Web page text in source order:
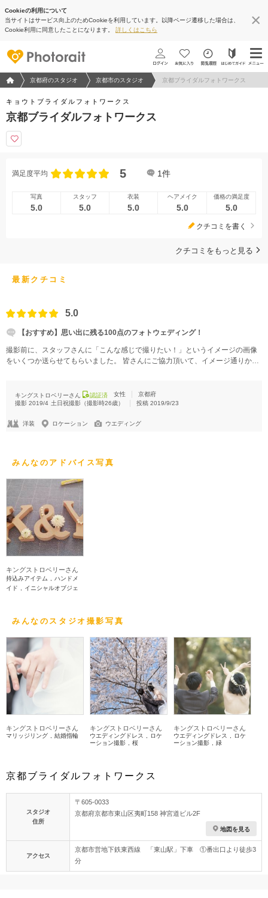
Cookieの利用について
当サイトはサービス向上のためCookieを利用しています。以降ページ遷移した場合は、
Cookie利用に同意したことになります。 詳しくはこちら
フォトウエディング/結婚写真のPhotorait ホーム
京都府のスタジオ 京都市のスタジオ 京都ブライダルフォトワークス
キョウトブライダルフォトワークス
京都ブライダルフォトワークス
満足度平均 5 1件
写真
5.0
スタッフ
5.0
衣装
5.0
ヘアメイク
5.0
価格の満足度
5.0
クチコミを書く
クチコミをもっと見る
最新クチコミ
5.0
【おすすめ】思い出に残る100点のフォトウェディング！
撮影前に、スタッフさんに「こんな感じで撮りたい！」というイメージの画像
をいくつか送らせてもらいました。 皆さんにご協力頂いて、イメージ通りかつ
キングストロベリーさん 認証済 女性
京都府
撮影 2019/4 土日祝撮影 （撮影時26歳） 投稿 2019/9/23
洋装 ロケーション ウエディング
みんなのアドバイス写真
キングストロベリーさん
持込みアイテム
ハンドメ
イド
イニシャルオブジェ
みんなのスタジオ撮影写真
キングストロベリーさん
マリッジリング 結婚指輪
キングストロベリーさん
ウエディングドレス
ロケ
ーション撮影
桜
キングストロベリーさん
ウエディングドレス
ロケ
ーション撮影
緑
京都ブライダルフォトワークス
スタジオ
住所
〒605-0033
京都府京都市東山区夷町158 神宮道ビル2F
地図を見る
アクセス
京都市営地下鉄東西線 「東山駅」下車 ①番出口より徒歩3
分